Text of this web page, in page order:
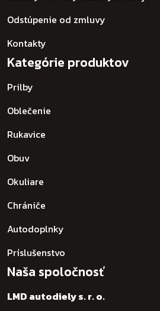
Odstúpenie od zmluvy
Kontakty
Kategórie produktov
Prilby
Oblečenie
Rukavice
Obuv
Okuliare
Chrániče
Autodoplnky
Príslušenstvo
Naša spoločnosť
LMD autodiely s. r. o.